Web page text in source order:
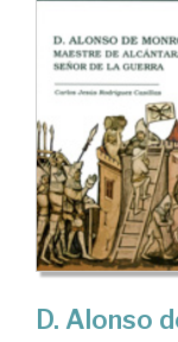
D. Alonso